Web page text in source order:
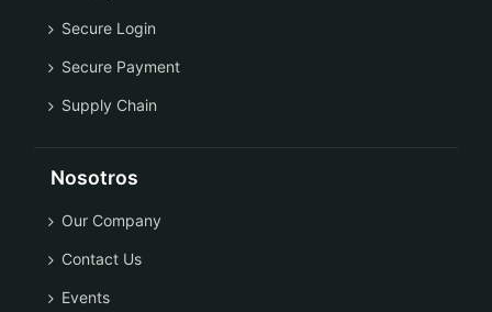
Secure Login
Secure Payment
Supply Chain
Nosotros
Our Company
Contact Us
Events